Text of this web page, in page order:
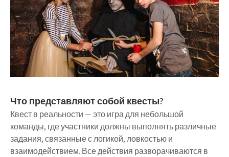
Что представляют собой квесты?
Квест в реальности — это игра для небольшой
команды, где участники должны выполнять различные
задания, связанные с логикой, ловкостью и
взаимодействием. Все действия разворачиваются в